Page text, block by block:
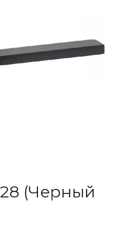
(Черный